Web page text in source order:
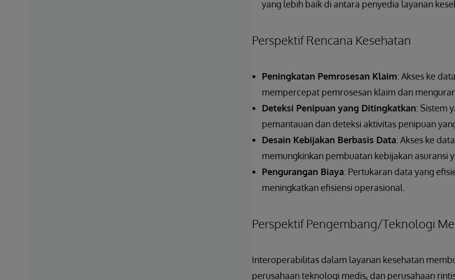
yang lebih baik di antara penyedia layanan
Perspektif Rencana Kesehatan
Peningkatan Pemrosesan Klaim: Akses ke
mempercepat pemrosesan klaim dan
Deteksi Penipuan yang Ditingkatkan: Sistem
pemantauan dan deteksi aktivitas penipuan
Desain Kebijakan Berbasis Data: Akses ke
memungkinkan pembuatan kebijakan asuransi
Pengurangan Biaya: Pertukaran data yang
meningkatkan efisiensi operasional.
Perspektif Pengembang/Teknologi
Interoperabilitas dalam layanan kesehatan
perusahaan teknologi medis, dan perusahaan